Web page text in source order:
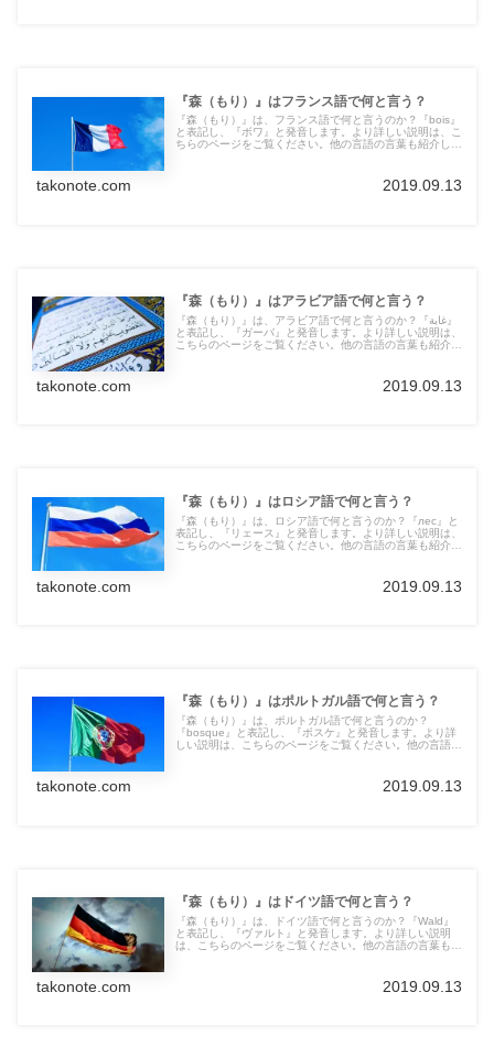
『森（もり）』はフランス語で何と言う？
『森（もり）』は、フランス語で何と言うのか？『bois』
と表記し、『ボワ』と発音します。より詳しい説明は、こ
ちらのページをご覧ください。他の言語の言葉も紹介して
takonote.com 2019.09.13
『森（もり）』はアラビア語で何と言う？
『森（もり）』は、アラビア語で何と言うのか？『غابة』
と表記し、『ガーバ』と発音します。より詳しい説明は、
こちらのページをご覧ください。他の言語の言葉も紹介し
takonote.com 2019.09.13
『森（もり）』はロシア語で何と言う？
『森（もり）』は、ロシア語で何と言うのか？『лес』と
表記し、『リェース』と発音します。より詳しい説明は、
こちらのページをご覧ください。他の言語の言葉も紹介し
takonote.com 2019.09.13
『森（もり）』はポルトガル語で何と言う？
『森（もり）』は、ポルトガル語で何と言うのか？
『bosque』と表記し、『ボスケ』と発音します。より詳
しい説明は、こちらのページをご覧ください。他の言語の
takonote.com 2019.09.13
『森（もり）』はドイツ語で何と言う？
『森（もり）』は、ドイツ語で何と言うのか？『Wald』
と表記し、『ヴァルト』と発音します。より詳しい説明
は、こちらのページをご覧ください。他の言語の言葉も紹
takonote.com 2019.09.13